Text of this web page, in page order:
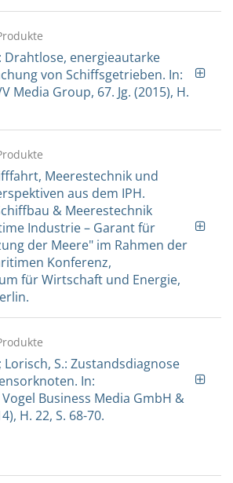
Drahtlose, energieautarke
von Schiffsgetrieben. In:
Media Group, 67. Jg. (2015), H.
Meerestechnik und
aus dem IPH.
& Meerestechnik
Industrie – Garant für
der Meere" im Rahmen der
Konferenz,
für Wirtschaft und Energie,
S.: Zustandsdiagnose
In:
Business Media GmbH &
H. 22, S. 68-70.